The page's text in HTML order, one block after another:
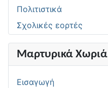
Πολιτιστικά
Σχολικές εορτές
Μαρτυρικά Χωριά
Εισαγωγή